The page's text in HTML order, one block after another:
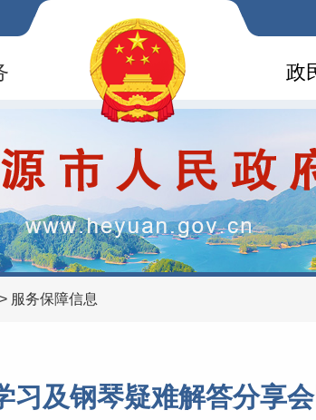
政
> 服务保障信息
习及钢琴疑难解答分享